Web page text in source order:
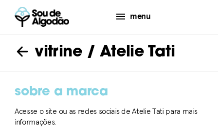
menu
vitrine/ Atelie Tati
sobre a marca
Acesse o site ou as redes sociais de Atelie Tati para mais
informações.